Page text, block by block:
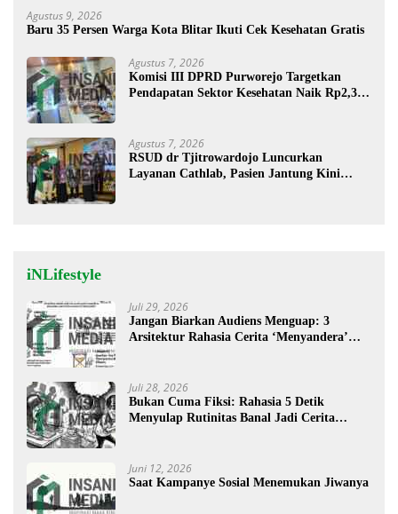
Agustus 9, 2026
Baru 35 Persen Warga Kota Blitar Ikuti Cek Kesehatan Gratis
Agustus 7, 2026
Komisi III DPRD Purworejo Targetkan
Pendapatan Sektor Kesehatan Naik Rp2,3
Agustus 7, 2026
RSUD dr Tjitrowardojo Luncurkan
Layanan Cathlab, Pasien Jantung Kini
iNLifestyle
Juli 29, 2026
Jangan Biarkan Audiens Menguap: 3
Arsitektur Rahasia Cerita ‘Menyandera’
Juli 28, 2026
Bukan Cuma Fiksi: Rahasia 5 Detik
Menyulap Rutinitas Banal Jadi Cerita
Juni 12, 2026
Saat Kampanye Sosial Menemukan Jiwanya